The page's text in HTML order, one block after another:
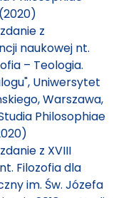
z
naukowej nt.
– Teologia.
Uniwersytet
Warszawa,
Philosophiae
z XVIII
Filozofia dla
im. Św. Józefa